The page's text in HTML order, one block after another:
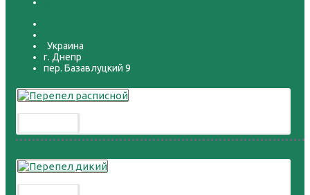
Украина
г. Днепр
пер. Базавлуцкий 9